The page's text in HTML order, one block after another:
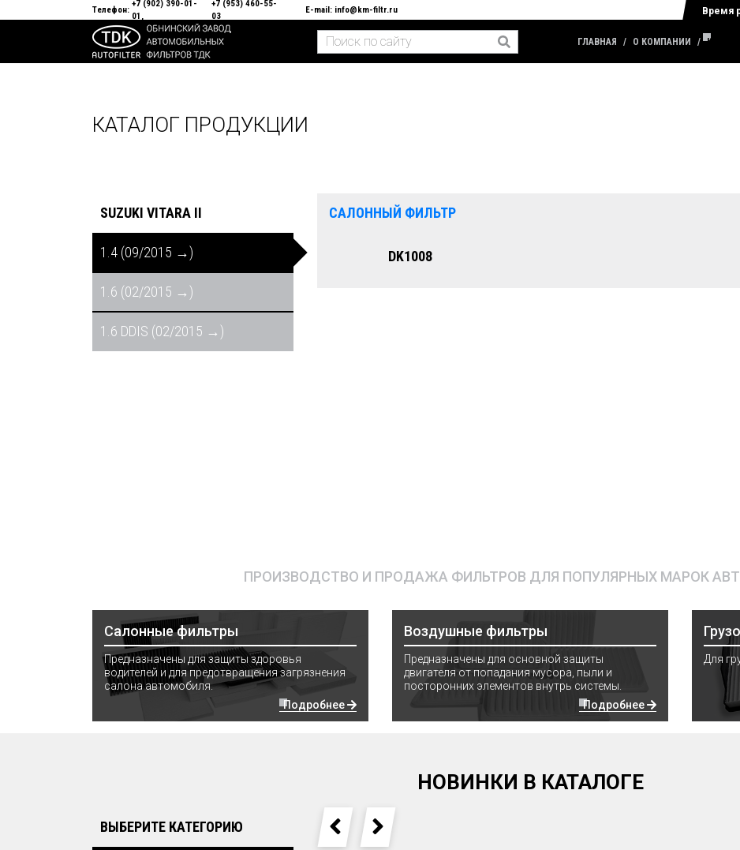
Телефон:
+7 (902) 390-01-
01
+7 (953) 460-55-
03
E-mail: info@km-filtr.ru Время
ГЛАВНАЯ О КОМПАНИИ
КАТАЛОГ ПРОДУКЦИИ
SUZUKI VITARA II
1.4 (09/2015 →)
1.6 (02/2015 →)
1.6 DDIS (02/2015 →)
САЛОННЫЙ ФИЛЬТР
DK1008
ПРОИЗВОДСТВО И ПРОДАЖА ФИЛЬТРОВ ДЛЯ ПОПУЛЯРНЫХ МАРОК
Салонные фильтры
Предназначены для защиты здоровья
водителей и для предотвращения загрязнения
салона автомобиля.
Подробнее
Воздушные фильтры
Предназначены для основной защиты
двигателя от попадания мусора, пыли и
посторонних элементов внутрь системы.
Подробнее
Для
НОВИНКИ В КАТАЛОГЕ
ВЫБЕРИТЕ КАТЕГОРИЮ